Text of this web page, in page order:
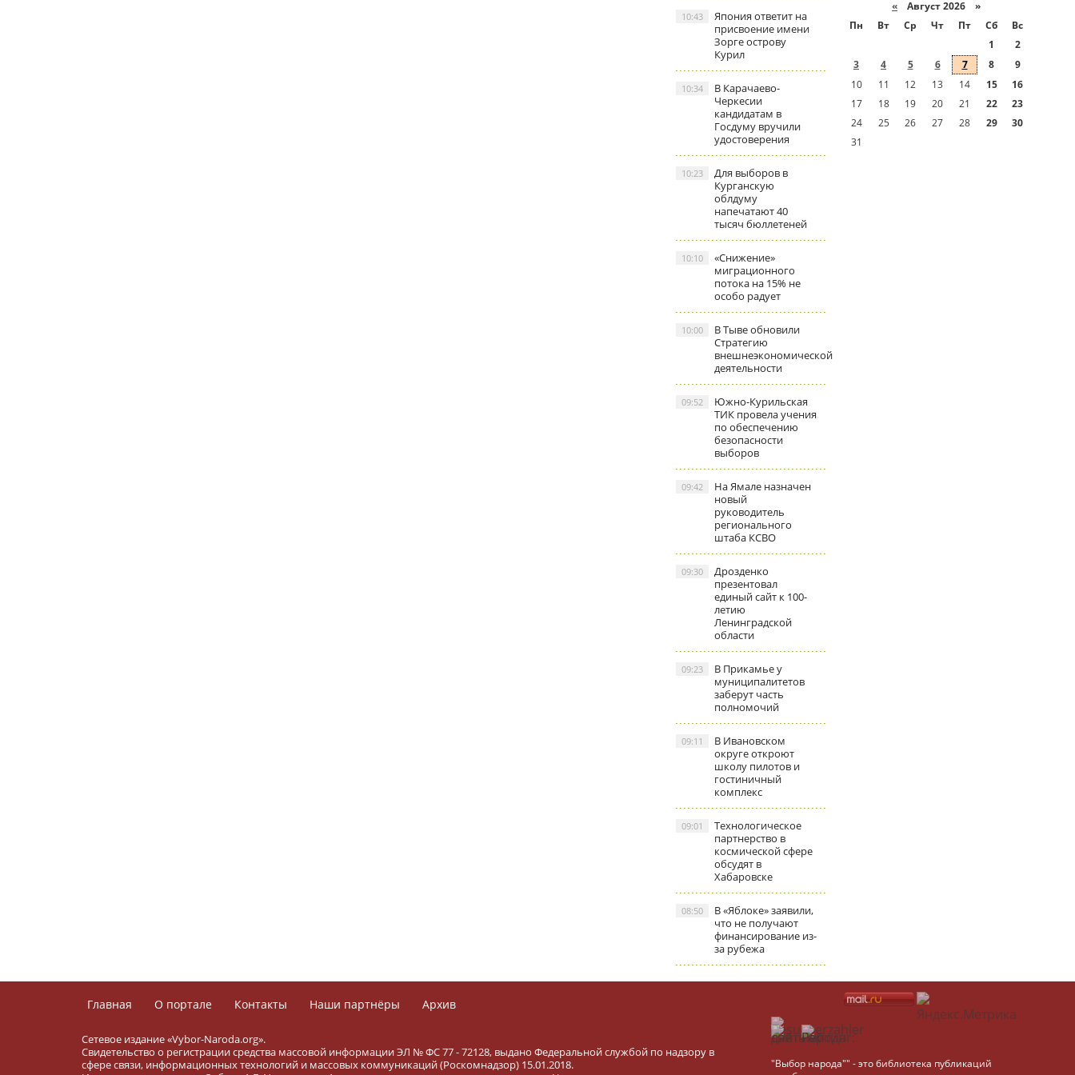
Япония ответит на
присвоение имени
Зорге острову
Курил
10:43
В Карачаево-
Черкесии
кандидатам в
Госдуму вручили
удостоверения
10:34
Для выборов в
Курганскую
облдуму
напечатают 40
тысяч бюллетеней
10:23
«Снижение»
миграционного
потока на 15% не
особо радует
10:10
В Тыве обновили
Стратегию
внешнеэкономической
деятельности
10:00
Южно-Курильская
ТИК провела учения
по обеспечению
безопасности
выборов
09:52
На Ямале назначен
новый
руководитель
регионального
штаба КСВО
09:42
Дрозденко
презентовал
единый сайт к 100-
летию
Ленинградской
области
09:30
В Прикамье у
муниципалитетов
заберут часть
полномочий
09:23
В Ивановском
округе откроют
школу пилотов и
гостиничный
комплекс
09:11
Технологическое
партнерство в
космической сфере
обсудят в
Хабаровске
09:01
В «Яблоке» заявили,
что не получают
финансирование из-
за рубежа
08:50
« Август 2026 »
Пн
Вт Ср Чт Пт Сб
Вс
1
2
3
4 5 6 7 8
9
10
11 12 13 14 15
16
17
18 19 20 21 22
23
24
25 26 27 28 29
30
31
Главная О портале Контакты Наши партнёры Архив
Сетевое издание «Vybor-Naroda.org».
Свидетельство о регистрации средства массовой информации ЭЛ № ФС 77 - 72128, выдано Федеральной службой по надзору в
сфере связи, информационных технологий и массовых коммуникаций (Роскомнадзор) 15.01.2018.
"Выбор народа"" - это библиотека публикаций